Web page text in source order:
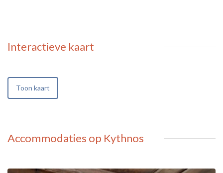
Interactieve kaart
Toon kaart
Accommodaties op Kythnos